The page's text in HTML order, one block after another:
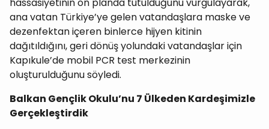
ana vatan Türkiye’ye gelen vatandaşlara maske ve
dezenfektan içeren binlerce hijyen kitinin
dağıtıldığını, geri dönüş yolundaki vatandaşlar için
Kapıkule’de mobil PCR test merkezinin
oluşturulduğunu söyledi.
Balkan Gençlik Okulu’nu 7 Ülkeden Kardeşimizle
Gerçekleştirdik